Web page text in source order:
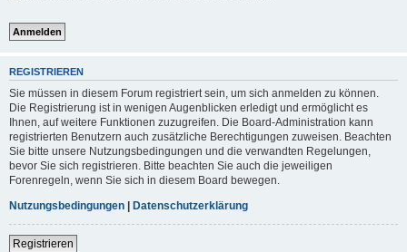
REGISTRIEREN
Sie müssen in diesem Forum registriert sein, um sich anmelden zu können.
Die Registrierung ist in wenigen Augenblicken erledigt und ermöglicht es
Ihnen, auf weitere Funktionen zuzugreifen. Die Board-Administration kann
registrierten Benutzern auch zusätzliche Berechtigungen zuweisen. Beachten
Sie bitte unsere Nutzungsbedingungen und die verwandten Regelungen,
bevor Sie sich registrieren. Bitte beachten Sie auch die jeweiligen
Forenregeln, wenn Sie sich in diesem Board bewegen.
Nutzungsbedingungen | Datenschutzerklärung
Registrieren